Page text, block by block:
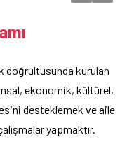
doğrultusunda kurulan
ekonomik, kültürel,
desteklemek ve aile
yapmaktır.